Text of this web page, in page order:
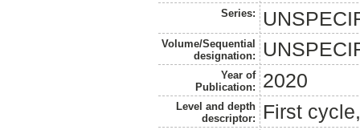
Series:
Volume/Sequential
designation:
Year of
Publication:
2020
Level and depth
descriptor:
First